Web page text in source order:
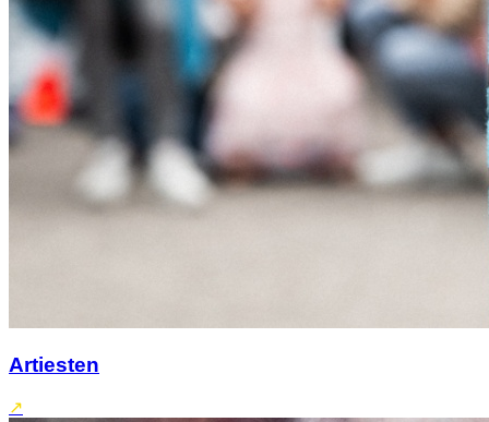
Artiesten
↗